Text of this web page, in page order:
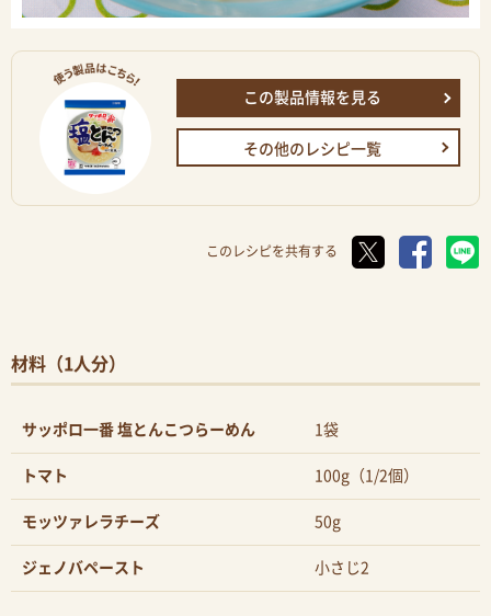
この製品情報を見る
その他のレシピ一覧
このレシピを共有する
材料（1人分）
サッポロ一番 塩とんこつらーめん 1袋
トマト 100g（1/2個）
モッツァレラチーズ 50g
ジェノバペースト 小さじ2